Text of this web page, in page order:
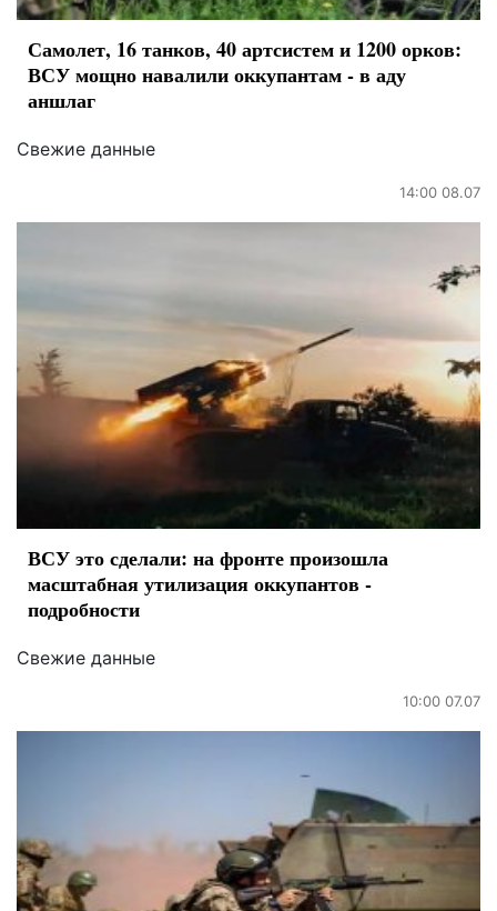
Самолет, 16 танков, 40 артсистем и 1200 орков:
ВСУ мощно навалили оккупантам - в аду
аншлаг
Свежие данные
14:00 08.07
ВСУ это сделали: на фронте произошла
масштабная утилизация оккупантов -
подробности
Свежие данные
10:00 07.07